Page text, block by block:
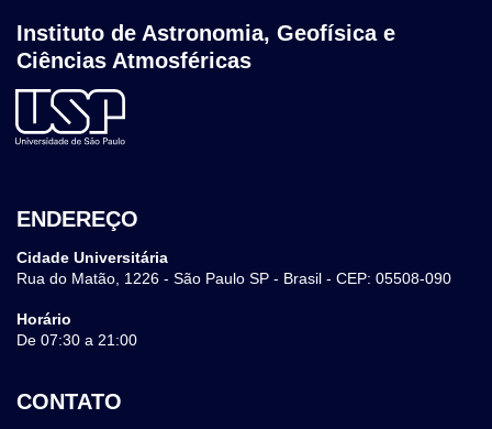
Instituto de Astronomia, Geofísica e
Ciências Atmosféricas
ENDEREÇO
Cidade Universitária
Rua do Matão, 1226 - São Paulo SP - Brasil - CEP: 05508-090
Horário
De 07:30 a 21:00
CONTATO